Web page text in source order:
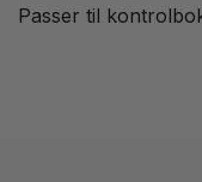
Passer til